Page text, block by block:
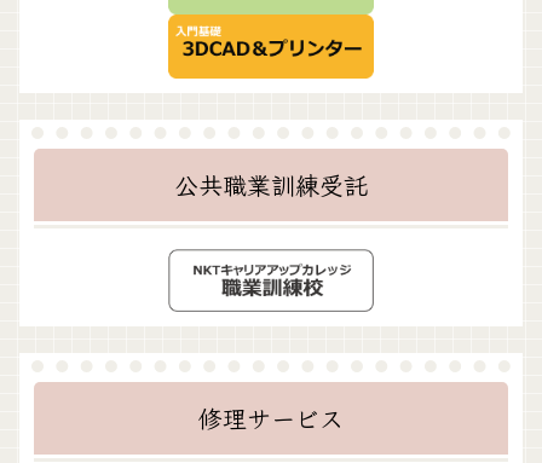
公共職業訓練受託
修理サービス